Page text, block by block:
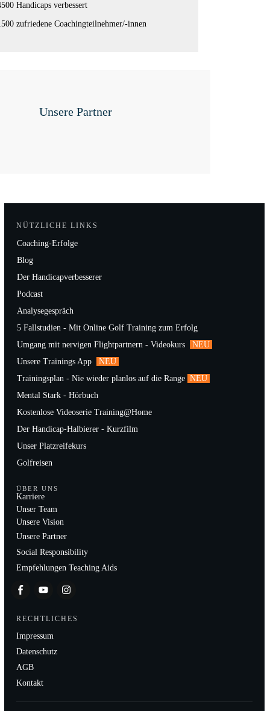
Handicaps verbessert
zufriedene Coachingteilnehmer/-innen
Unsere Partner
NÜTZLICHE LINKS
Coaching-Erfolge
Blog
Der Handicapverbesserer
Podcast
Analysegespräch
5 Fallstudien - Mit Online Golf Training zum Erfolg
Umgang mit nervigen Flightpartnern - Videokurs
NEU
Unsere Trainings App
NEU
Trainingsplan - Nie wieder planlos auf die Range NEU
Mental Stark - Hörbuch
Kostenlose Videoserie Training@Home
Der Handicap-Halbierer - Kurzfilm
Unser Platzreifekurs
Golfreisen
ÜBER UNS
Karriere
Unser Team
Unsere Vision
Unsere Partner
Social Responsibility
Empfehlungen Teaching Aids
RECHTLICHES
Impressum
Datenschutz
AGB
Kontakt